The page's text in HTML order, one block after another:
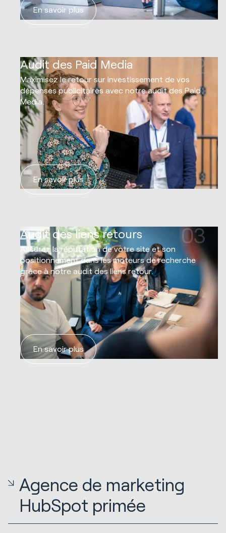
En savoir plus
Audit des Paid Media 02
Maximisez le retour sur investissement de vos
dépenses publicitaires avec notre audit des Paid
Media.
En savoir plus
Audit des liens retours 03
Assurez la réputation de votre site et son
positionnement dans les moteurs de recherche
grâce à notre audit des liens retour.
En savoir plus
Agence de marketing
HubSpot primée